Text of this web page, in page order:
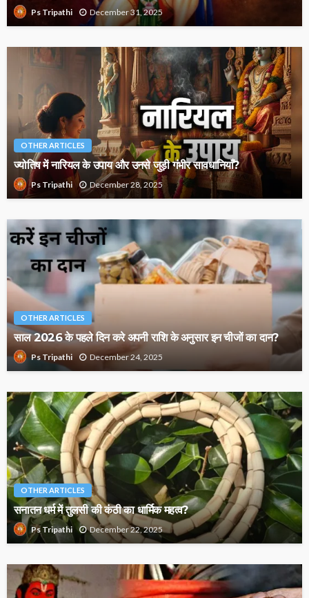
Ps Tripathi December 31, 2025
OTHER ARTICLES
ज्योतिष में नारियल के उपाय और उनसे जुड़ी गंभीर सावधानियाँ?
Ps Tripathi December 28, 2025
OTHER ARTICLES
साल 2026 के पहले दिन करे अपनी राशि के अनुसार इन चीजों का दान?
Ps Tripathi December 24, 2025
OTHER ARTICLES
सनातन धर्म में तुलसी की कंठी का धार्मिक महत्व?
Ps Tripathi December 22, 2025